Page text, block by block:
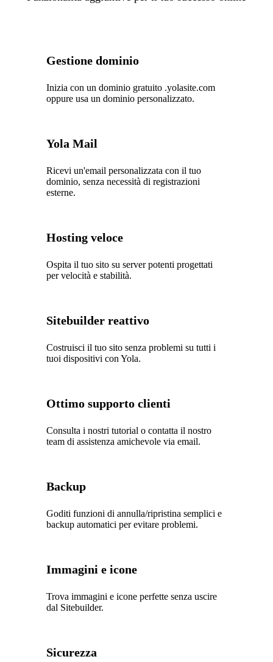
Gestione dominio
Inizia con un dominio gratuito .yolasite.com
oppure usa un dominio personalizzato.
Yola Mail
Ricevi un'email personalizzata con il tuo
dominio, senza necessità di registrazioni
esterne.
Hosting veloce
Ospita il tuo sito su server potenti progettati
per velocità e stabilità.
Sitebuilder reattivo
Costruisci il tuo sito senza problemi su tutti i
tuoi dispositivi con Yola.
Ottimo supporto clienti
Consulta i nostri tutorial o contatta il nostro
team di assistenza amichevole via email.
Backup
Goditi funzioni di annulla/ripristina semplici e
backup automatici per evitare problemi.
Immagini e icone
Trova immagini e icone perfette senza uscire
dal Sitebuilder.
Sicurezza